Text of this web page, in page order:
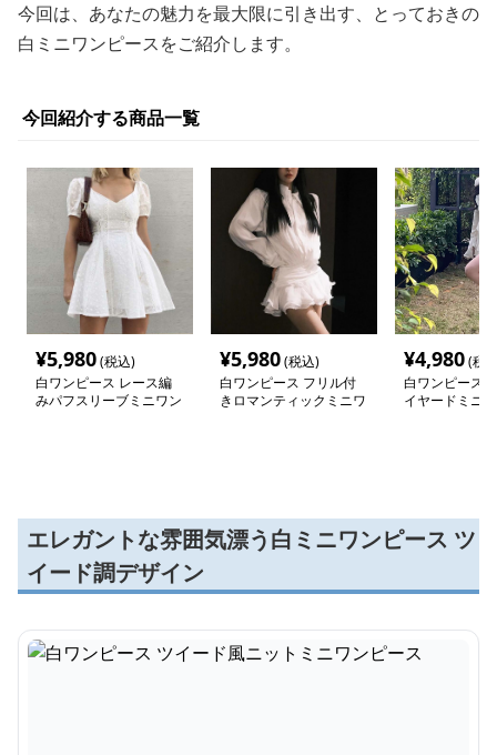
今回は、あなたの魅力を最大限に引き出す、とっておきの
白ミニワンピースをご紹介します。
今回紹介する商品一覧
¥5,980(税込)
白ワンピース レース編
みパフスリーブミニワン
¥5,980(税込)
白ワンピース フリル付
きロマンティックミニワ
¥4,980(税
白ワンピース
イヤードミニ
エレガントな雰囲気漂う白ミニワンピース ツ
イード調デザイン